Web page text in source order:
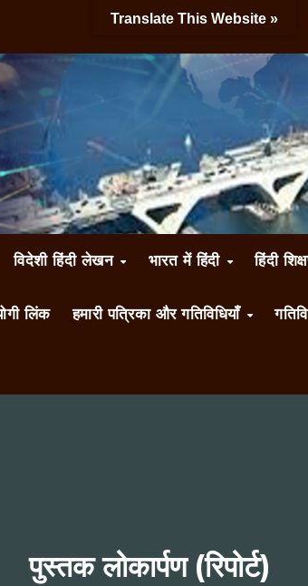
विदेशी हिंदी लेखन भारत में हिंदी हिंदी
लिंक हमारी पत्रिका और गतिविधियाँ
पुस्तक लोकार्पण (रिपोर्ट)
Translate This Website »